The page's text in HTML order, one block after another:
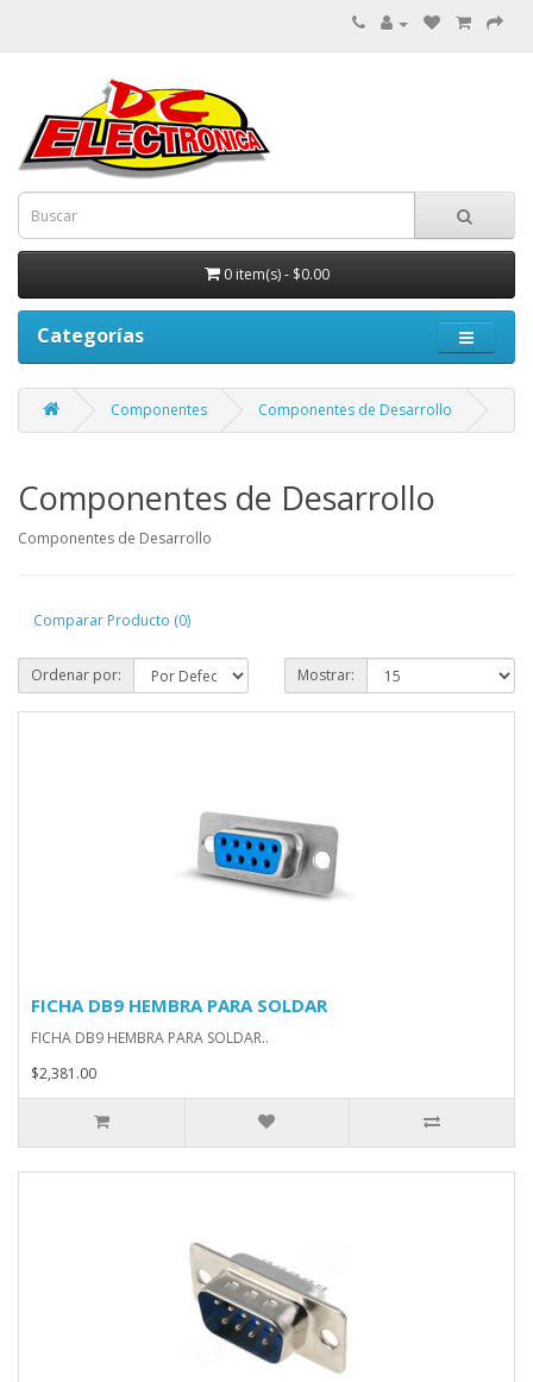
0 item(s) - $0.00
Categorías
Componentes Componentes de Desarrollo
Componentes de Desarrollo
Componentes de Desarrollo
Comparar Producto (0)
Ordenar por: Mostrar:
FICHA DB9 HEMBRA PARA SOLDAR
FICHA DB9 HEMBRA PARA SOLDAR..
$2,381.00